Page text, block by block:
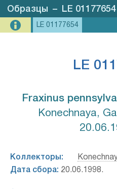
Образцы – LE 01177654
LE 01177654
LE
Fraxinus
Konechnaya,
Коллекторы:
Дата сбора: 20.06.1998.